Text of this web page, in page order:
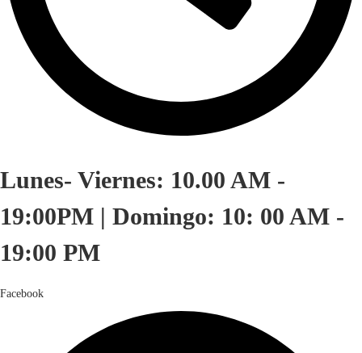
Lunes- Viernes: 10.00 AM -
19:00PM | Domingo: 10: 00 AM -
19:00 PM
Facebook